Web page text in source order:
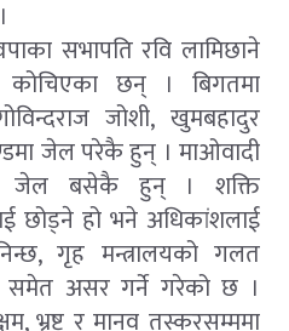
सभापति रवि लामिछाने
छन् । बिगतमा
जोशी, खुमबहादुर
जेल परेकै हुन् । माओवादी
जेल बसेकै हुन् । शक्ति
छोड्ने हो भने अधिकांशलाई
गृह मन्त्रालयको गलत
असर गर्ने गरेको छ ।
भ्रष्ट र मानव तस्करसम्ममा